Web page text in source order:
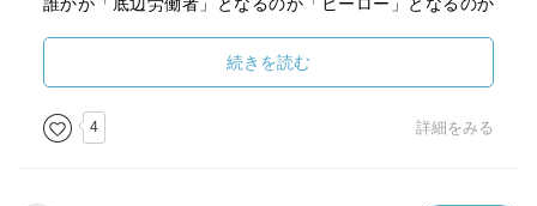
パンマンの世界は金の概念が無く「みんなが喜ぶことが対
価」らしい。彼らはやっぱり妖精なんだな、と思う。
シニカルな口調が印象的で、軽妙さの中に重い問いが潜ん
でいる小説だった。
続きを読む
4 詳細をみる